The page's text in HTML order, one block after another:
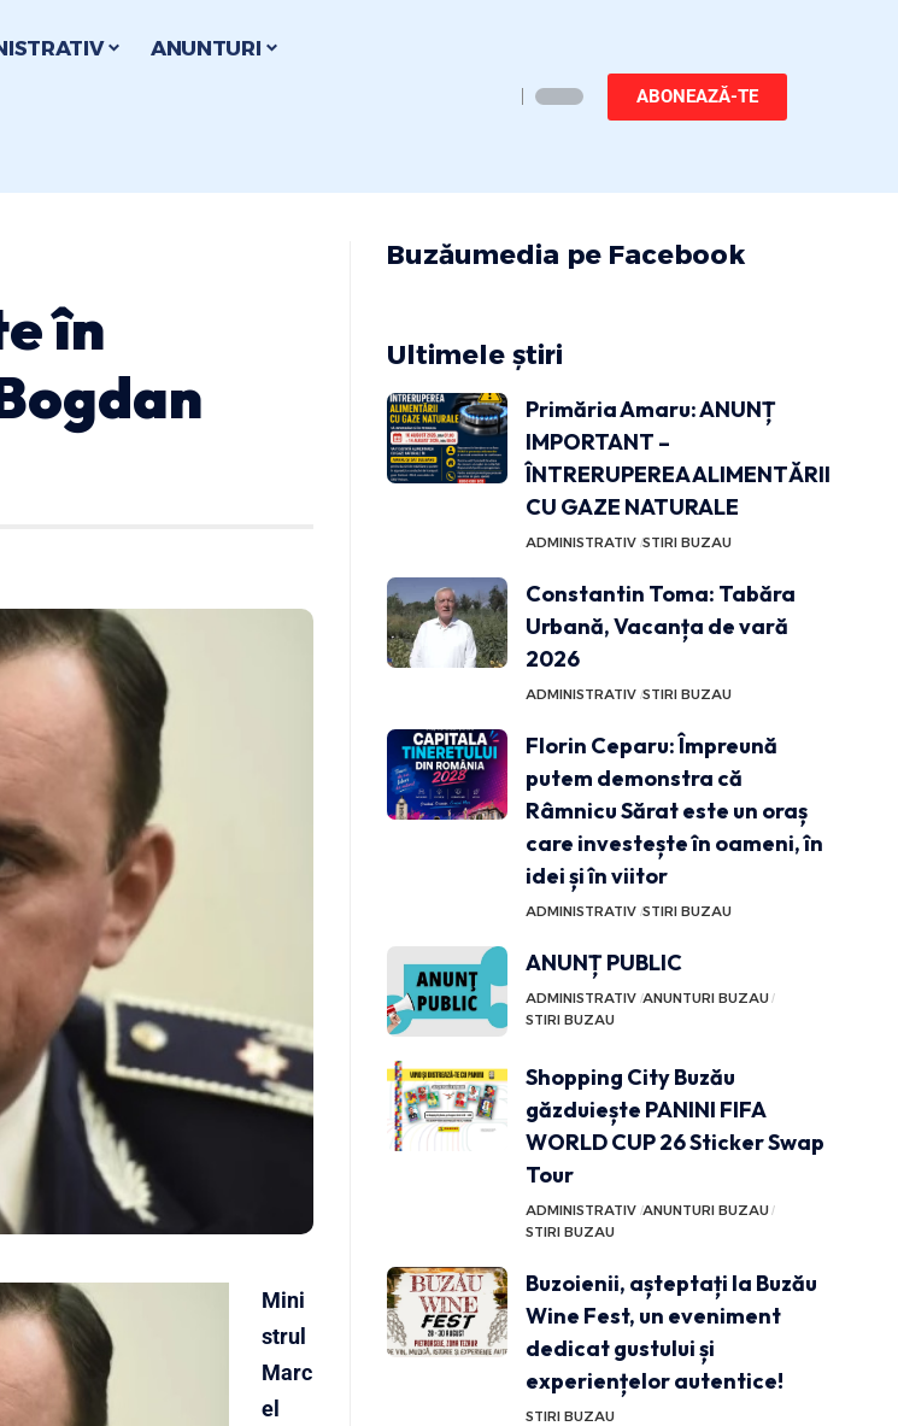
ANUNTURI
ABONEAZĂ-TE
în
Mini
strul
Marc
el
Buzăumedia pe Facebook
Ultimele știri
Primăria Amaru: ANUNȚ
IMPORTANT –
ÎNTRERUPEREA ALIMENTĂRII
CU GAZE NATURALE
ADMINISTRATIV STIRI BUZAU
Constantin Toma: Tabăra
Urbană, Vacanța de vară
2026
ADMINISTRATIV STIRI BUZAU
Florin Ceparu: Împreună
putem demonstra că
Râmnicu Sărat este un oraș
care investește în oameni, în
idei și în viitor
ADMINISTRATIV STIRI BUZAU
ANUNȚ PUBLIC
ADMINISTRATIV ANUNTURI BUZAU
STIRI BUZAU
Shopping City Buzău
găzduiește PANINI FIFA
WORLD CUP 26 Sticker Swap
Tour
ADMINISTRATIV ANUNTURI BUZAU
STIRI BUZAU
Buzoienii, așteptați la Buzău
Wine Fest, un eveniment
dedicat gustului și
experiențelor autentice!
STIRI BUZAU